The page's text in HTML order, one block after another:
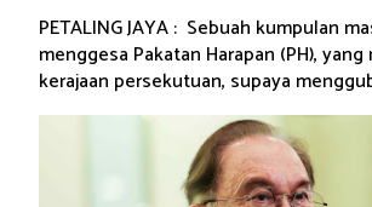
PETALING JAYA : Sebuah kumpulan
menggesa Pakatan Harapan (PH),
kerajaan persekutuan, supaya